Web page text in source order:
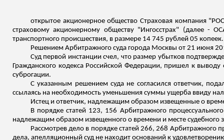
открытое акционерное общество Страховая компания
страховому акционерному обществу "Ингосстрах" (далее -
транспортного происшествия, в размере 14 745 рублей 05 копеек.
Решением Арбитражного суда города Москвы от 21 июня
Суд первой инстанции счел, что размер убытков
Гражданского кодекса Российской Федерации, пришел к
суброгации.
С указанным решением суда не согласился ответчик,
ссылаясь на необходимость уменьшения суммы ущерба ввиду
Истец и ответчик, надлежащим образом извещенные о
В порядке статей 123, 156 Арбитражного
надлежащим образом извещенного о времени и месте судебного
Рассмотрев дело в порядке статей 266, 268
дела, апелляционный суд не находит оснований к